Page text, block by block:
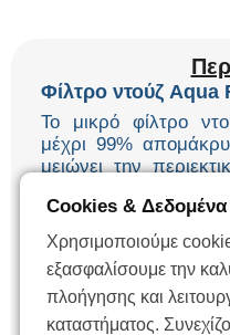
Φίλτρο ντούζ Aqua
Το μικρό φίλτρο
μέχρι 99%
μειώνει την
Το φίλτρο ντούζ
επιβλαβείς ατμούς
μείγμα ζεστού
διάρκεια του ντούζ
Χαρακτηριστικά
Cookies & Δεδομένα
Χρησιμοποιούμε
εξασφαλίσουμε την
πλοήγησης και
καταστήματος.